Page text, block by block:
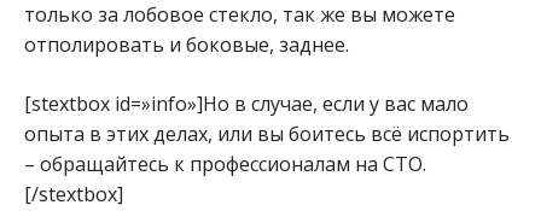
только за лобовое стекло, так же вы можете
отполировать и боковые, заднее.
[stextbox id=»info»]Но в случае, если у вас мало
опыта в этих делах, или вы боитесь всё испортить
– обращайтесь к профессионалам на СТО.
[/stextbox]